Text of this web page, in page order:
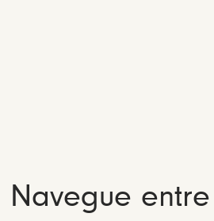
Navegue